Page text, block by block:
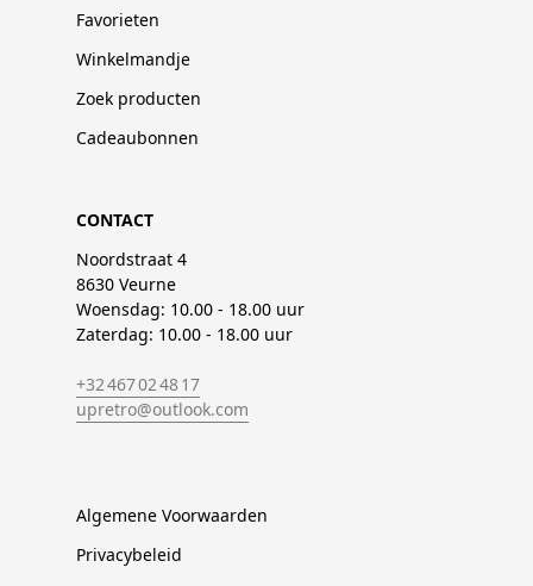
Favorieten
Winkelmandje
Zoek producten
Cadeaubonnen
CONTACT
Noordstraat 4
8630 Veurne
Woensdag: 10.00 - 18.00 uur
Zaterdag: 10.00 - 18.00 uur
+32 467 02 48 17
upretro@outlook.com
Algemene Voorwaarden
Privacybeleid